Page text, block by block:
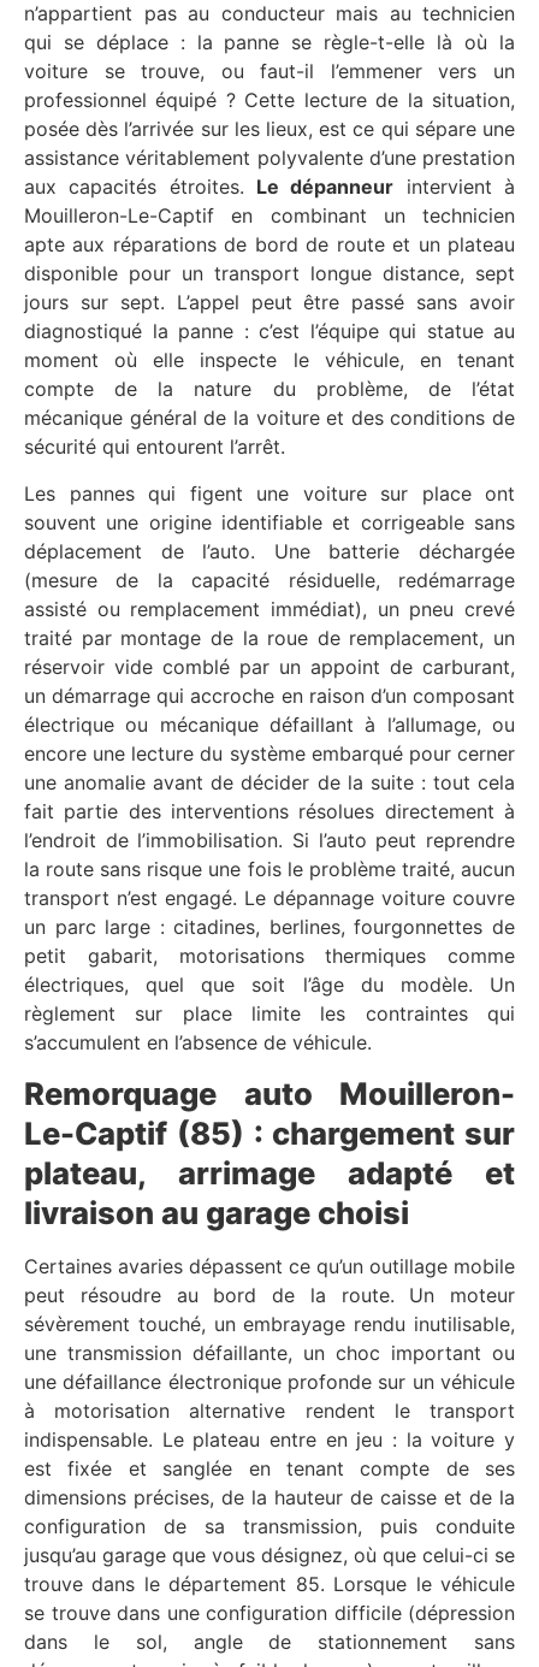
n’appartient pas au conducteur mais au technicien
qui se déplace : la panne se règle-t-elle là où la
voiture se trouve, ou faut-il l’emmener vers un
professionnel équipé ? Cette lecture de la situation,
posée dès l’arrivée sur les lieux, est ce qui sépare une
assistance véritablement polyvalente d’une prestation
aux capacités étroites. Le dépanneur intervient à
Mouilleron-Le-Captif en combinant un technicien
apte aux réparations de bord de route et un plateau
disponible pour un transport longue distance, sept
jours sur sept. L’appel peut être passé sans avoir
diagnostiqué la panne : c’est l’équipe qui statue au
moment où elle inspecte le véhicule, en tenant
compte de la nature du problème, de l’état
mécanique général de la voiture et des conditions de
sécurité qui entourent l’arrêt.
Les pannes qui figent une voiture sur place ont
souvent une origine identifiable et corrigeable sans
déplacement de l’auto. Une batterie déchargée
(mesure de la capacité résiduelle, redémarrage
assisté ou remplacement immédiat), un pneu crevé
traité par montage de la roue de remplacement, un
réservoir vide comblé par un appoint de carburant,
un démarrage qui accroche en raison d’un composant
électrique ou mécanique défaillant à l’allumage, ou
encore une lecture du système embarqué pour cerner
une anomalie avant de décider de la suite : tout cela
fait partie des interventions résolues directement à
l’endroit de l’immobilisation. Si l’auto peut reprendre
la route sans risque une fois le problème traité, aucun
transport n’est engagé. Le dépannage voiture couvre
un parc large : citadines, berlines, fourgonnettes de
petit gabarit, motorisations thermiques comme
électriques, quel que soit l’âge du modèle. Un
règlement sur place limite les contraintes qui
s’accumulent en l’absence de véhicule.
Remorquage auto Mouilleron-
Le-Captif (85) : chargement sur
plateau, arrimage adapté et
livraison au garage choisi
Certaines avaries dépassent ce qu’un outillage mobile
peut résoudre au bord de la route. Un moteur
sévèrement touché, un embrayage rendu inutilisable,
une transmission défaillante, un choc important ou
une défaillance électronique profonde sur un véhicule
à motorisation alternative rendent le transport
indispensable. Le plateau entre en jeu : la voiture y
est fixée et sanglée en tenant compte de ses
dimensions précises, de la hauteur de caisse et de la
configuration de sa transmission, puis conduite
jusqu’au garage que vous désignez, où que celui-ci se
trouve dans le département 85. Lorsque le véhicule
se trouve dans une configuration difficile (dépression
dans le sol, angle de stationnement sans